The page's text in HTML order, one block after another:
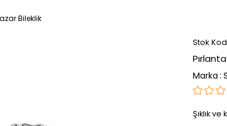
Bileklik
Stok
Marka :
Şıklık